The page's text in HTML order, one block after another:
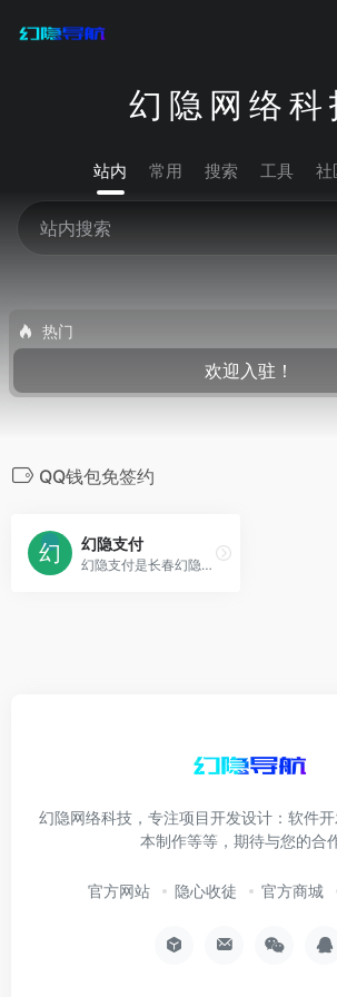
幻隐网络科
站内 常用 搜索 工具 社
热门
欢迎入驻！
QQ钱包免签约
幻隐支付
幻隐支付是长春幻隐网络科技有限公司旗下的免签约支付产品，完美解决支付难题，一站式接入支付宝，微信，财付通，QQ钱包,微信wap，帮助开发者快速集成到自己相应产品
幻隐网络科技，专注项目开发设计：软件
本制作等等，期待与您的合
官方网站 隐心收徒 官方商城